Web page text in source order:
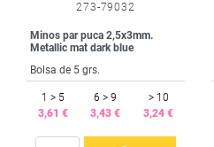
273-79032
Minos par puca 2,5x3mm.
Metallic mat dark blue
Bolsa de 5 grs.
1 > 5
3,61 €
6 > 9
3,43 €
> 10
3,24 €